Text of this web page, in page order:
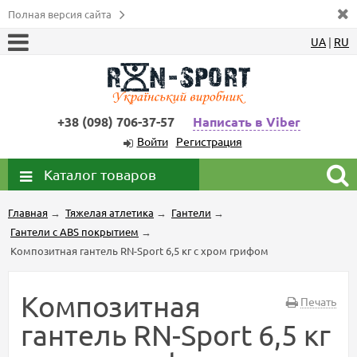
Полная версия сайта
UA | RU
+38 (098) 706-37-57 Написать в Viber
Войти Регистрация
Каталог товаров
Главная → Тяжелая атлетика → Гантели →
Гантели с ABS покрытием →
Композитная гантель RN-Sport 6,5 кг с хром грифом
Печать
Композитная
гантель RN-Sport 6,5 кг